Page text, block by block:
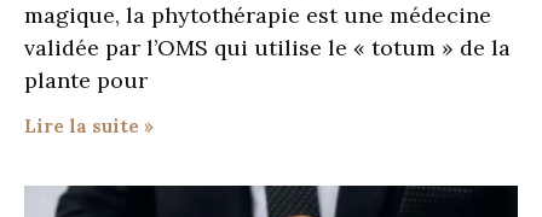
magique, la phytothérapie est une médecine
validée par l’OMS qui utilise le « totum » de la
plante pour
Lire la suite »